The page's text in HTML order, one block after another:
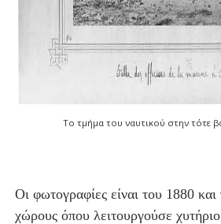
Το τμήμα του ναυτικού στην τότε
Οι φωτογραφίες είναι του 1880
χώρους όπου λειτουργούσε